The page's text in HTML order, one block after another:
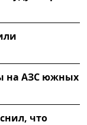
на АЗС южных
что